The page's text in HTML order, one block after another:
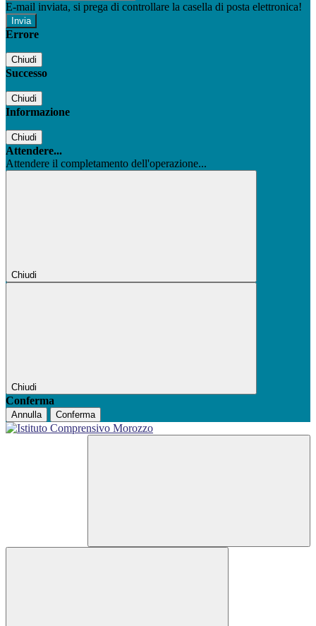
E-mail inviata, si prega di controllare la casella di posta elettronica!
Errore
Chiudi
Successo
Chiudi
Informazione
Chiudi
Attendere...
Attendere il completamento dell'operazione...
Chiudi
Chiudi
Conferma
Annulla Conferma